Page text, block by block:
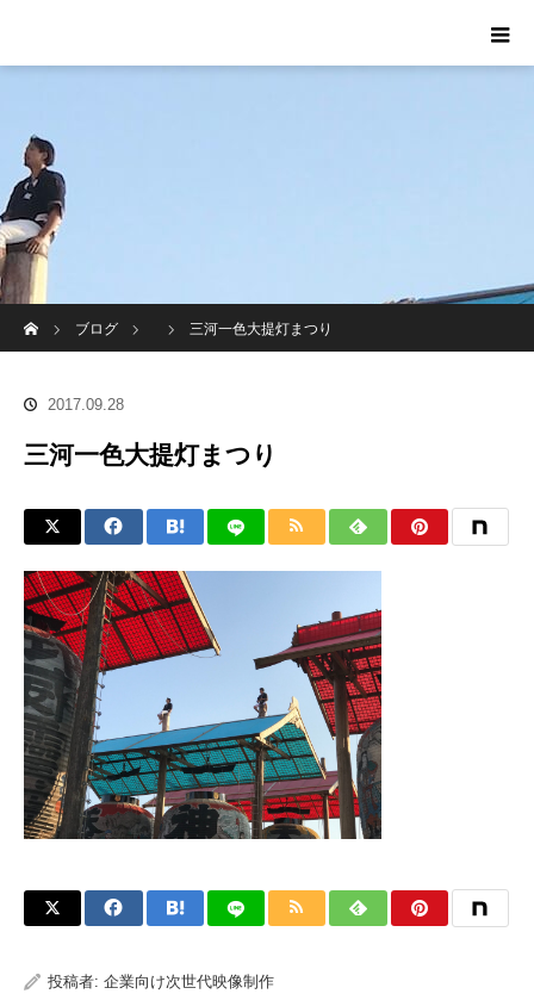
ブログ
三河一色大提灯まつり
2017.09.28
三河一色大提灯まつり
投稿者: 企業向け次世代映像制作